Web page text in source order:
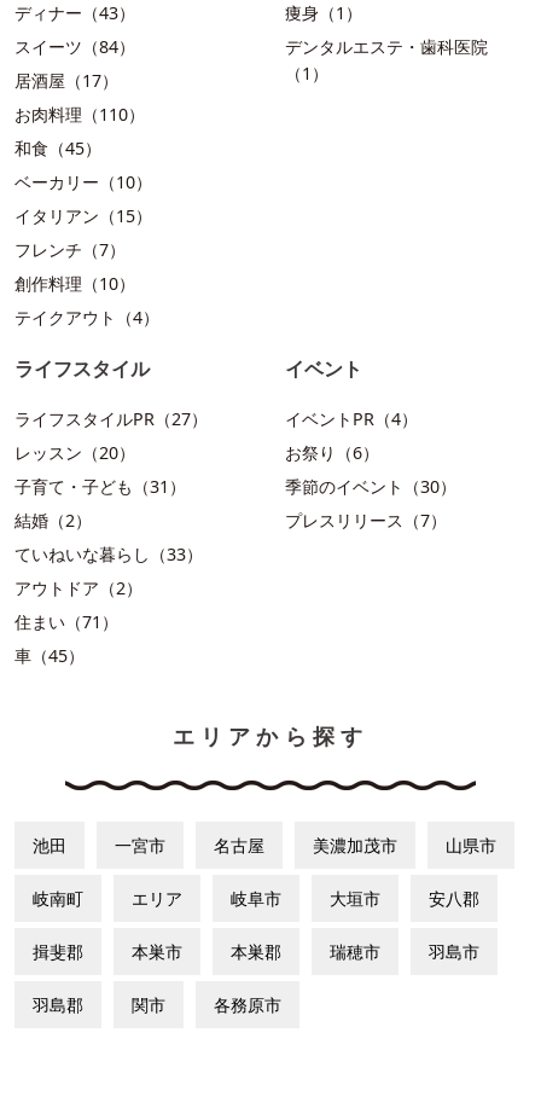
ディナー（43）
スイーツ（84）
居酒屋（17）
お肉料理（110）
和食（45）
ベーカリー（10）
イタリアン（15）
フレンチ（7）
創作料理（10）
テイクアウト（4）
痩身（1）
デンタルエステ・歯科医院
（1）
ライフスタイル
ライフスタイルPR（27）
レッスン（20）
子育て・子ども（31）
結婚（2）
ていねいな暮らし（33）
アウトドア（2）
住まい（71）
車（45）
イベント
イベントPR（4）
お祭り（6）
季節のイベント（30）
プレスリリース（7）
エリアから探す
池田 一宮市 名古屋 美濃加茂市 山県市
岐南町 エリア 岐阜市 大垣市 安八郡
揖斐郡 本巣市 本巣郡 瑞穂市 羽島市
羽島郡 関市 各務原市